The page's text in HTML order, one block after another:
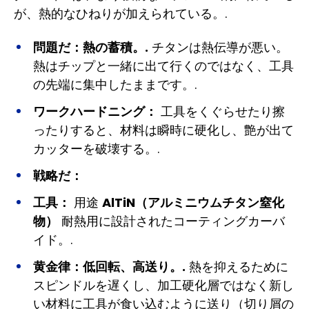
が、熱的なひねりが加えられている。.
問題だ： 熱の蓄積。. チタンは熱伝導が悪い。
熱はチップと一緒に出て行くのではなく、工具
の先端に集中したままです。.
ワークハードニング： 工具をくぐらせたり擦
ったりすると、材料は瞬時に硬化し、艶が出て
カッターを破壊する。.
戦略だ：
工具： 用途 AlTiN（アルミニウムチタン窒化
物）
耐熱用に設計されたコーティングカーバ
イド。.
黄金律： 低回転、高送り。. 熱を抑えるために
スピンドルを遅くし、加工硬化層ではなく新し
い材料に工具が食い込むように送り（切り屑の